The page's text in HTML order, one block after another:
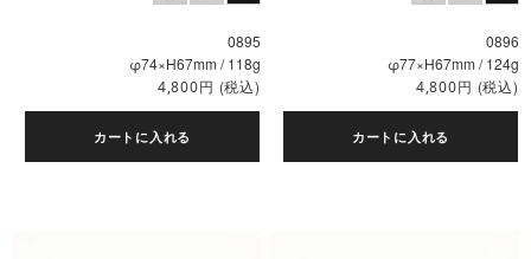
0895
φ74×H67mm / 118g
4,800円 (税込)
カートに入れる
0896
φ77×H67mm / 124g
4,800円 (税込)
カートに入れる